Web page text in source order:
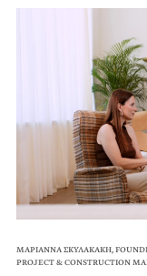
ΜΑΡΙΑΝΝΑ ΣΚΥΛΑΚΑΚΗ,
PROJECT & CONSTRUCTION